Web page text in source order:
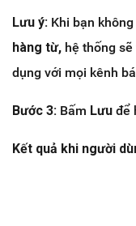
Lưu ý: Khi bạn
hàng từ, hệ thống
dụng với mọi kênh
Bước 3: Bấm Lưu để
Kết quả khi người